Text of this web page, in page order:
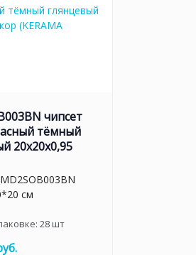
чипсет
тёмный
20x20x0,95
см
28шт